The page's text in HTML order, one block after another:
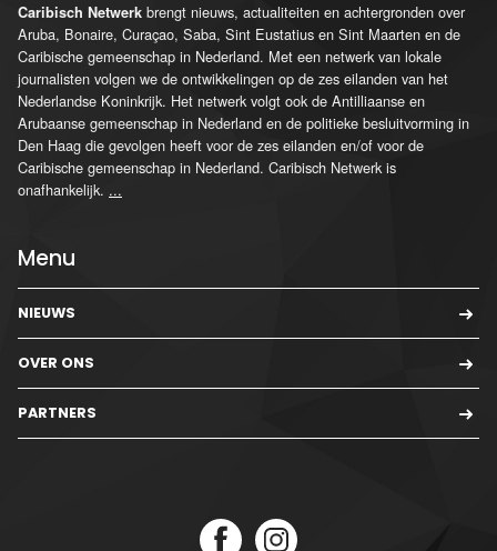
Caribisch Netwerk brengt nieuws, actualiteiten en achtergronden over
Aruba, Bonaire, Curaçao, Saba, Sint Eustatius en Sint Maarten en de
Caribische gemeenschap in Nederland. Met een netwerk van lokale
journalisten volgen we de ontwikkelingen op de zes eilanden van het
Nederlandse Koninkrijk. Het netwerk volgt ook de Antilliaanse en
Arubaanse gemeenschap in Nederland en de politieke besluitvorming in
Den Haag die gevolgen heeft voor de zes eilanden en/of voor de
Caribische gemeenschap in Nederland. Caribisch Netwerk is
onafhankelijk. ...
Menu
NIEUWS
OVER ONS
PARTNERS